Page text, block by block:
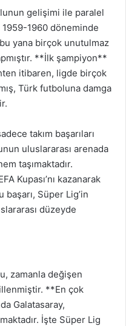
gelişimi ile paralel
1960 döneminde
yana birçok unutulmaz
**İlk şampiyon**
itibaren, ligde birçok
Türk futboluna damga
takım başarıları
uluslararası arenada
taşımaktadır.
Kupası’nı kazanarak
Süper Lig’in
düzeyde
zamanla değişen
**En çok
Galatasaray,
İşte Süper Lig